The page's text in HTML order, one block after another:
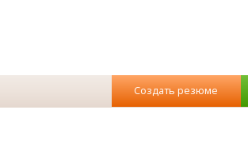
Создать резюме